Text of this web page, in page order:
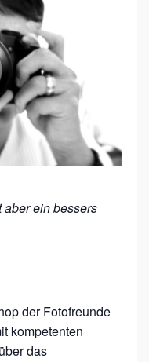
aber ein bessers
der Fotofreunde
kompetenten
das